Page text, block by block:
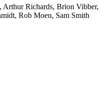
Arthur Richards, Brion Vibber,
Rob Moen, Sam Smith